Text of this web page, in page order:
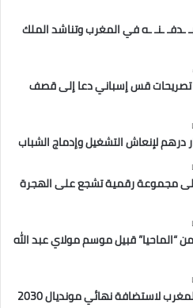
ـنـ ـه في المغرب وتناشد الملك
تصريحات قس إسباني دعا إلى قصف
مجموعة رقمية تشجع على الهجرة
قبيل موسم مولاي عبد الله
لاستضافة نهائي مونديال 2030